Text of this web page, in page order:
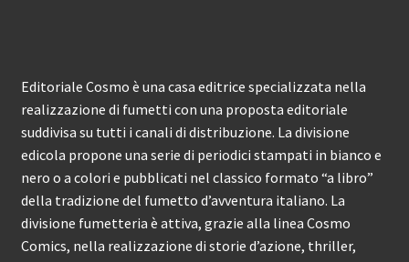
Editoriale Cosmo è una casa editrice specializzata nella
realizzazione di fumetti con una proposta editoriale
suddivisa su tutti i canali di distribuzione. La divisione
edicola propone una serie di periodici stampati in bianco e
nero o a colori e pubblicati nel classico formato “a libro”
della tradizione del fumetto d’avventura italiano. La
divisione fumetteria è attiva, grazie alla linea Cosmo
Comics, nella realizzazione di storie d’azione, thriller,